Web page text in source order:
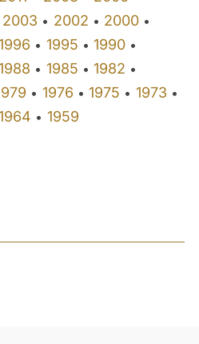
2003 • 2002 • 2000 •
• 1995 • 1990 •
• 1985 • 1982 •
• 1976 • 1975 • 1973 •
• 1959